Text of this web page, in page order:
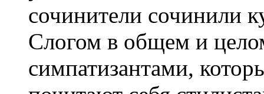
сочинители сочинили
Слогом в общем и
симпатизантами,